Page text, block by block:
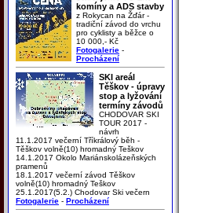
komíny a ADS stavby
z Rokycan na Žďár -
tradiční závod do vrchu
pro cyklisty a běžce o
10 000,- Kč
Fotogalerie -
Procházení
SKI areál
Těškov - úpravy
stop a lyžování
termíny závodů
CHODOVAR SKI
TOUR 2017 -
návrh
11.1.2017 večerní Tříkrálový běh -
Těškov volně(10) hromadný Teškov
14.1.2017 Okolo Mariánskolázeňských
pramenů
18.1.2017 večerní závod Těškov
volně(10) hromadný Teškov
25.1.2017(5.2.) Chodovar Ski večern
Fotogalerie - Procházení